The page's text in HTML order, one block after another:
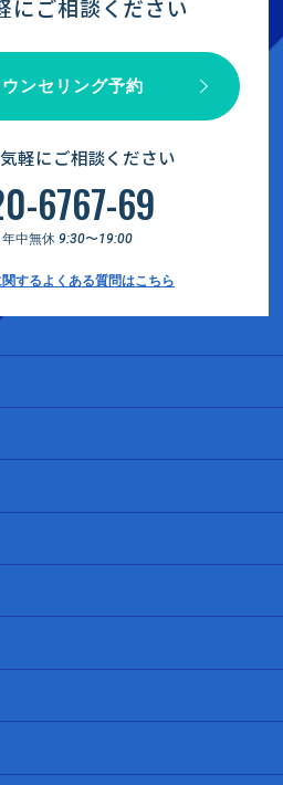
にご相談ください
ンセリング予約
軽にご相談ください
6767-69
中無休 9:30〜19:00
するよくある質問はこちら